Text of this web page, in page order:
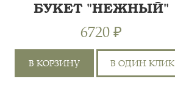
БУКЕТ "НЕЖНЫЙ"
6720 ₽
В КОРЗИНУ В ОДИН КЛИК